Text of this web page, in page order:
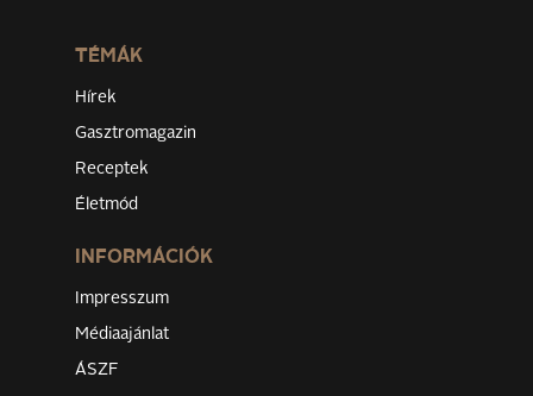
TÉMÁK
Hírek
Gasztromagazin
Receptek
Életmód
INFORMÁCIÓK
Impresszum
Médiaajánlat
ÁSZF